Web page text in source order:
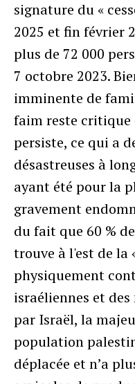
signature du «
2025 et fin février
plus de 72 000
7 octobre 2023.
imminente de
faim reste
persiste, ce qui a
désastreuses à
ayant été pour la
gravement
du fait que 60 %
trouve à l'est de la
physiquement
israéliennes et
par Israël, la
population
déplacée et n’a